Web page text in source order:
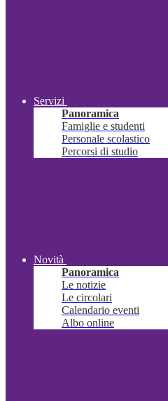
Servizi
Panoramica
Famiglie e studenti
Personale scolastico
Percorsi di studio
Novità
Panoramica
Le notizie
Le circolari
Calendario eventi
Albo online